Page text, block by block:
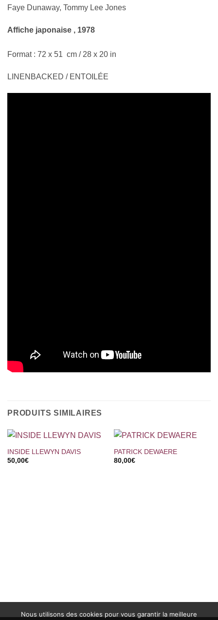
Faye Dunaway, Tommy Lee Jones
Affiche japonaise , 1978
Format : 72 x 51 cm / 28 x 20 in
LINENBACKED / ENTOILÉE
PRODUITS SIMILAIRES
INSIDE LLEWYN DAVIS
50,00€
PATRICK DEWAERE
80,00€
Nous utilisons des cookies pour vous garantir la meilleure